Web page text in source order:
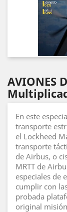
AVIONES
En este
transporte
el Lockheed
transporte
de Airbus, o
MRTT de
especiales de
cumplir con
probada
original